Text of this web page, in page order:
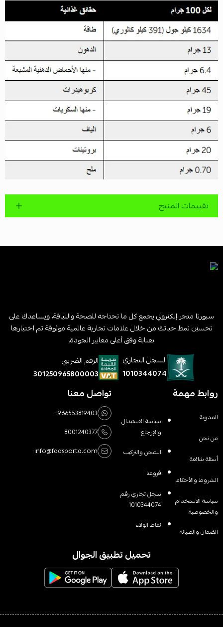
تقييمات المنتج
سبورتا متجر إلكتروني يجمع كل ما تحتاجه للصحة واللياقة، ويساعدك على
تحسين نمط حياتك من خلال علامات تجارية عالمية موثوقة تم اختيارها
بعناية وفق أعلى معايير الجودة.
السجل التجاري
1010344074
الرقم الضريبي
301250965800003
روابط مهمة
المدونة
من نحن
أسئلة شائعة
الشروط والأحكام
سياسة الاستخدام
والخصوصية
الضمان والصيانة
سياسة الاستبدال
والإرجاع
الشحن والتركيب
فروعنا
سجل تجاري رقم
1010344074
نقاط الولاء
تواصل معنا
+966553819403
8001240377
info@faasporta.com
تحميل تطبيق الجوال